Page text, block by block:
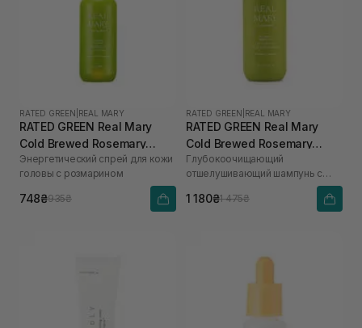
RATED GREEN REAL MARY
RATED GREEN Real Mary
Cold Brewed Rosemary
Energizing Scalp Spray 120
мл
Энергетический спрей для кожи
головы с розмарином
748₴935₴
RATED GREEN REAL MARY
RATED GREEN Real Mary
Cold Brewed Rosemary
Exfoliating Scalp Shampoo
400 ml
Глубокоочищающий
отшелушивающий шампунь с
1 180₴1 475₴